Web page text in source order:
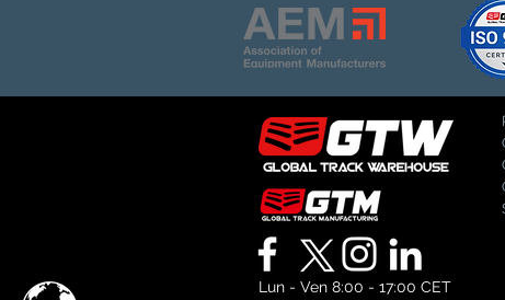
Lun - Ven 8:00 - 17:00 CET